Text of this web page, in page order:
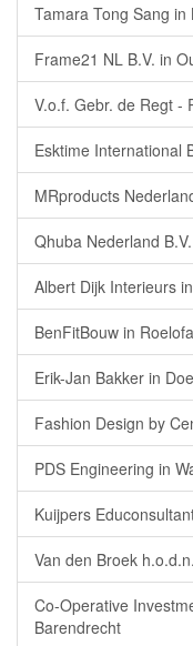
Tamara Tong Sang in
Frame21 NL B.V. in
V.o.f. Gebr. de Regt -
Esktime International
MRproducts
Qhuba Nederland
Albert Dijk Interieurs
BenFitBouw in
Erik-Jan Bakker in
Fashion Design by
PDS Engineering in
Kuijpers
Van den Broek
Co-Operative
Barendrecht